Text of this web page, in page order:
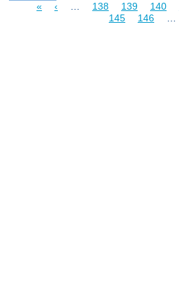
Страницы
« ‹ 138 139 140
145
146